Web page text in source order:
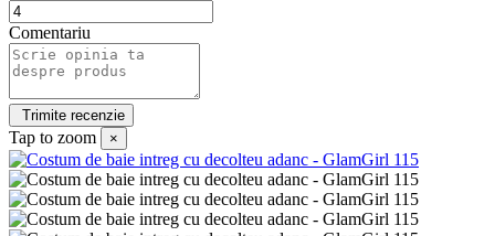
Comentariu
Tap to zoom ×